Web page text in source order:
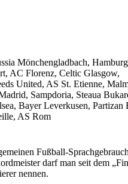
Mönchengladbach,
AC Florenz, Celtic Glasgow,
United, AS St. Etienne,
Sampdoria, Steaua
Bayer Leverkusen, Partizan
AS Rom
Fußball-
darf man seit dem
nennen.